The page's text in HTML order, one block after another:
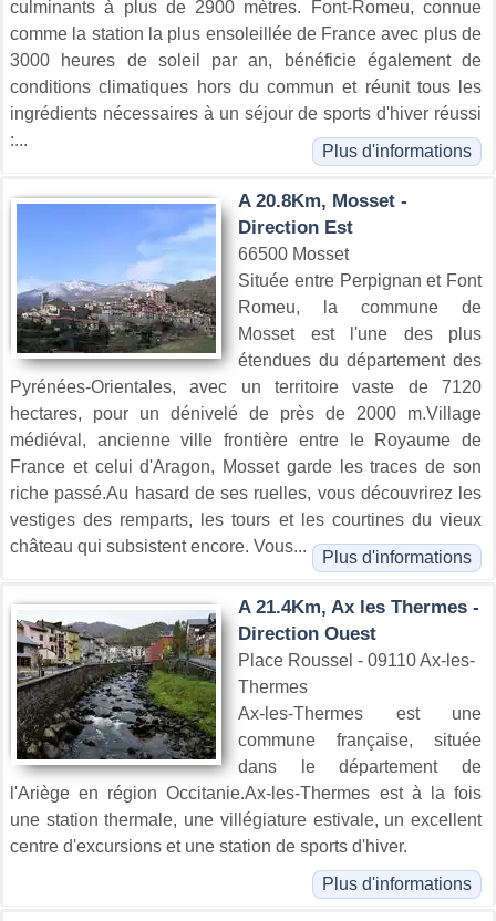
culminants à plus de 2900 mètres. Font-Romeu, connue
comme la station la plus ensoleillée de France avec plus de
3000 heures de soleil par an, bénéficie également de
conditions climatiques hors du commun et réunit tous les
ingrédients nécessaires à un séjour de sports d'hiver réussi
:...
Plus d'informations
A 20.8Km, Mosset -
Direction Est
66500 Mosset
Située entre Perpignan et Font
Romeu, la commune de
Mosset est l'une des plus
étendues du département des
Pyrénées-Orientales, avec un territoire vaste de 7120
hectares, pour un dénivelé de près de 2000 m.Village
médiéval, ancienne ville frontière entre le Royaume de
France et celui d'Aragon, Mosset garde les traces de son
riche passé.Au hasard de ses ruelles, vous découvrirez les
vestiges des remparts, les tours et les courtines du vieux
château qui subsistent encore. Vous...
Plus d'informations
A 21.4Km, Ax les Thermes -
Direction Ouest
Place Roussel - 09110 Ax-les-
Thermes
Ax-les-Thermes est une
commune française, située
dans le département de
l'Ariège en région Occitanie.Ax-les-Thermes est à la fois
une station thermale, une villégiature estivale, un excellent
centre d'excursions et une station de sports d'hiver.
Plus d'informations